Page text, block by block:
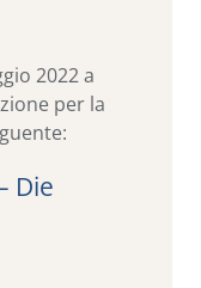
2022 a
per la
Die